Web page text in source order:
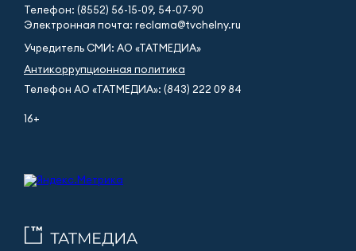
Телефон: (8552) 56-15-09, 54-07-90
Электронная почта: reclama@tvchelny.ru
Учредитель СМИ: АО «ТАТМЕДИА»
Антикоррупционная политика
Телефон АО «ТАТМЕДИА»: (843) 222 09 84
16+